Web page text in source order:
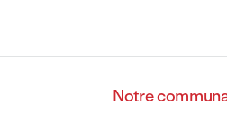
Notre